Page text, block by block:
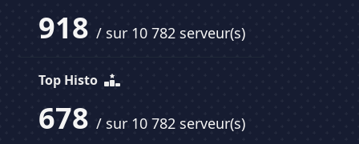
918 / sur 10 782 serveur(s)
Top Histo
678 / sur 10 782 serveur(s)